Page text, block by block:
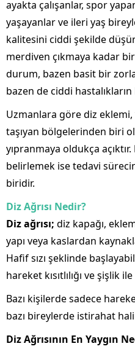
ayakta çalışanlar, spor
yaşayanlar ve ileri yaş
kalitesini ciddi şekilde
merdiven çıkmaya kadar
durum, bazen basit bir
bazen de ciddi
Uzmanlara göre diz
taşıyan bölgelerinden biri
yıpranmaya oldukça
belirlemek ise tedavi
biridir.
Diz Ağrısı Nedir?
Diz ağrısı; diz kapağı,
yapı veya kaslardan
Hafif sızı şeklinde
hareket kısıtlılığı ve şişlik
Bazı kişilerde sadece
bazı bireylerde istirahat
Diz Ağrısının En Yaygın